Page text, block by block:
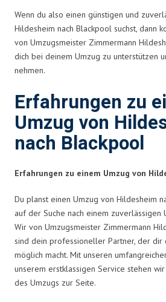
Wenn du also einen günstigen und
Hildesheim nach Blackpool suchst, dann
von Umzugsmeister Zimmermann
dich bei deinem Umzug zu unterstützen
nehmen.
Erfahrungen zu
Umzug von
nach Blackpool
Erfahrungen zu einem Umzug von
Du planst einen Umzug von Hildesheim
auf der Suche nach einem zuverlässigen
Wir von Umzugsmeister Zimmermann
sind dein professioneller Partner, der dir
möglich macht. Mit unseren
unserem erstklassigen Service stehen
des Umzugs zur Seite.